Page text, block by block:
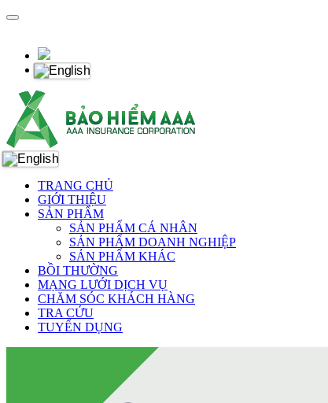
TRANG CHỦ
GIỚI THIỆU
SẢN PHẨM
SẢN PHẨM CÁ NHÂN
SẢN PHẨM DOANH NGHIỆP
SẢN PHẨM KHÁC
BỒI THƯỜNG
MẠNG LƯỚI DỊCH VỤ
CHĂM SÓC KHÁCH HÀNG
TRA CỨU
TUYỂN DỤNG